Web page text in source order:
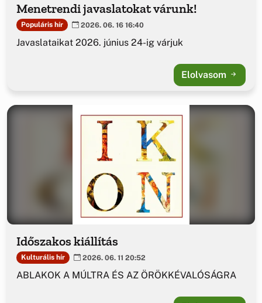
Menetrendi javaslatokat várunk!
Populáris hír 2026. 06. 16 16:40
Javaslataikat 2026. június 24-ig várjuk
Elolvasom
Időszakos kiállítás
Kulturális hír 2026. 06. 11 20:52
ABLAKOK A MÚLTRA ÉS AZ ÖRÖKKÉVALÓSÁGRA